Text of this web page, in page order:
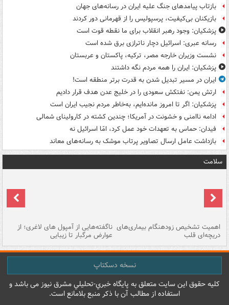
بازتاب پیامدهای جنگ علیه ایران در رسانه‌های جهان
بازیکنان بی‌کیفیت، پرسپولیس را از قهرمانی دور کردند
پزشکیان: وجود رهبر انقلاب برای ما نقطه قوت است
رسانه عبری: اسرائیل دچار ناترازی برق شده است
نشست وزیران خارجه مصر، ترکیه، پاکستان و عربستان
پزشکیان: ایران را همه مردم نگه داشتند
ایران در مسیر تبدیل شدن به قدرت برتر منطقه است!
ارتش یمن: نفتکش سعودی را در خلیج عدن هدف قرار دادیم
پزشکیان: اگر تا امروز مانده‌ایم، به‌خاطر مردم نجیب ایران است
ادامه ناامنی و خشونت در آمریکا؛ چندین کشته در کارولینای شمالی
فیدان: حماس به تعهدات خود عمل کرد، امّا اسرائیل نه
بازداشت عامل ارسال تصاویر پرتاب موشک به رسانه‌های معاند
سلامت
اهمیت تشخیص زودهنگام بیماری‌های
دریچه‌ای قلب
ناگفته‌هایی از آمپول های لاغری؛ از
عوارض مرگبار تا زیبایی
نسخه دسکتاپ
کليه حقوق اين سايت متعلق به پایگاه خبري-تحليلي مشرق نيوز می باشد و
استفاده از مطالب آن با ذکر منبع بلامانع است.